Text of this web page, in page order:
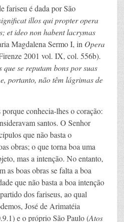
fariseu é dada por São
illos qui propter opera
et ideo non habent lacrymas
Magdalena Sermo I, in Opera
2001 vol. IX, col. 556b).
se reputam bons por suas
portanto, não têm lágrimas de
conhecia-lhes o coração:
santos. O Senhor
que não basta o
obras; o que torna boa uma
mas a intenção. No entanto,
as boas obras se falta a boa
que não basta a boa intenção
dos fariseus, ao qual
José de Arimatéia
e o próprio São Paulo (Atos